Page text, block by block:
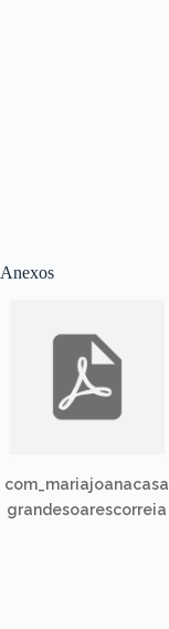
Anexos
com_mariajoanacasa
grandesoarescorreia